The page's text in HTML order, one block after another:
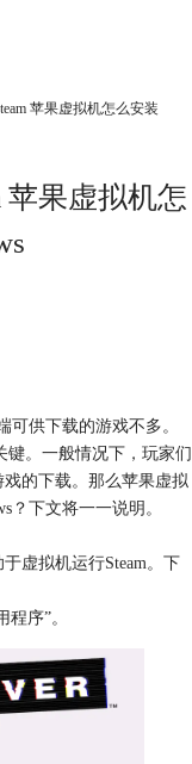
苹果虚拟机怎么安装
苹果虚拟机怎
可供下载的游戏不多。
键。一般情况下，玩家们
戏的下载。那么苹果虚拟
？下文将一一说明。
虚拟机运行Steam。下
序”。